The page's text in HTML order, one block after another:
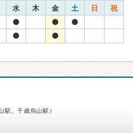
水 木 金 土 日 祝
駅、千歳烏山駅）